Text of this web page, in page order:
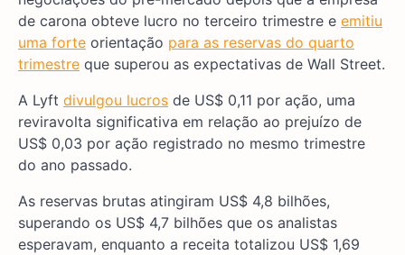
de carona obteve lucro no terceiro trimestre e emitiu
uma forte orientação para as reservas do quarto
trimestre que superou as expectativas de Wall Street.
A Lyft divulgou lucros de US$ 0,11 por ação, uma
reviravolta significativa em relação ao prejuízo de
US$ 0,03 por ação registrado no mesmo trimestre
do ano passado.
As reservas brutas atingiram US$ 4,8 bilhões,
superando os US$ 4,7 bilhões que os analistas
esperavam, enquanto a receita totalizou US$ 1,69